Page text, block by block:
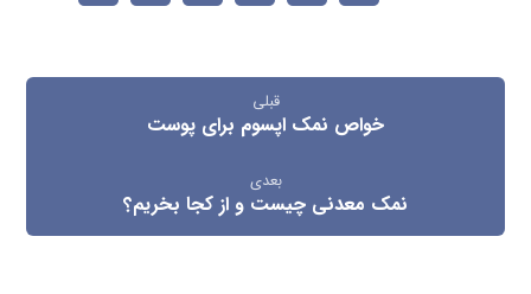
قبلی
خواص نمک اپسوم برای پوست
بعدی
نمک معدنی چیست و از کجا بخریم؟